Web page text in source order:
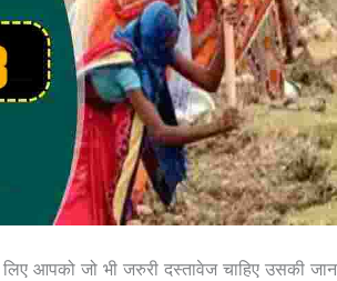
आपको जो भी जरुरी दस्तावेज चाहिए उसकी